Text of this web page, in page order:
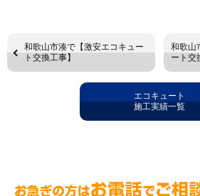
和歌山市湊で【激安エコキュー
ト交換工事】
和歌山
ート交
エコキュート
施工実績一覧